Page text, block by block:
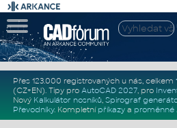
Přes 123.000 registrovaných u nás, celkem
(CZ+EN). Tipy pro AutoCAD 2027, pro
Nový Kalkulátor nosníků, Spirograf
Převodníky. Kompletní příkazya proměnné